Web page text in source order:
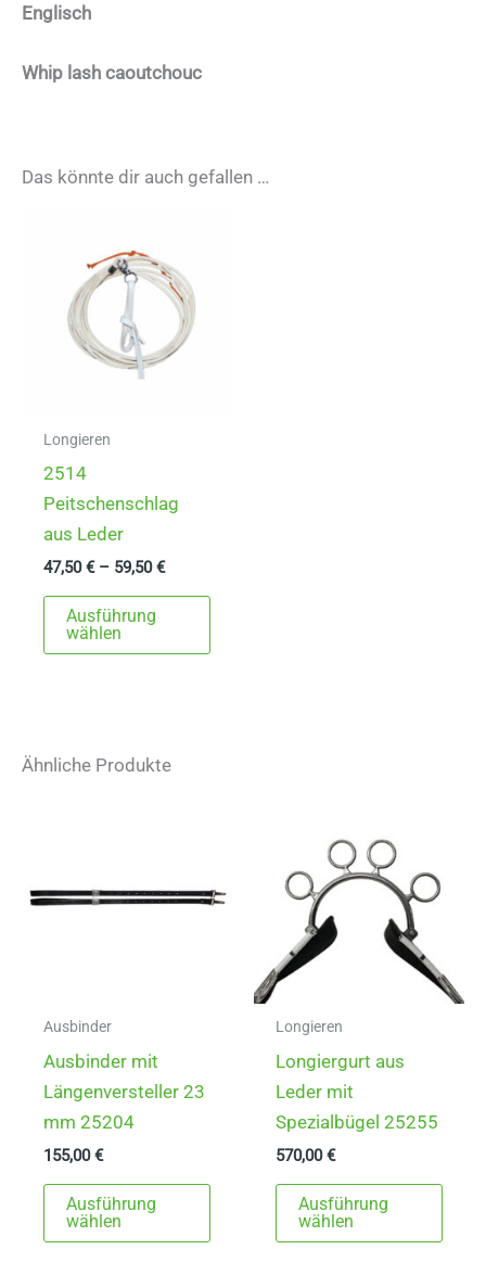
Englisch
Whip lash caoutchouc
Das könnte dir auch gefallen …
Longieren
2514
Peitschenschlag
aus Leder
47,50€– 59,50€
Ausführung
wählen
Dieses
der
Produktseite
gewählt
werden
Ähnliche Produkte
Ausbinder
Ausbinder mit
Längenversteller 23
mm 25204
155,00€
Ausführung
wählen
Dieses
weist
Longieren
Longiergurt aus
Leder mit
Spezialbügel 25255
570,00€
Ausführung
wählen
weist